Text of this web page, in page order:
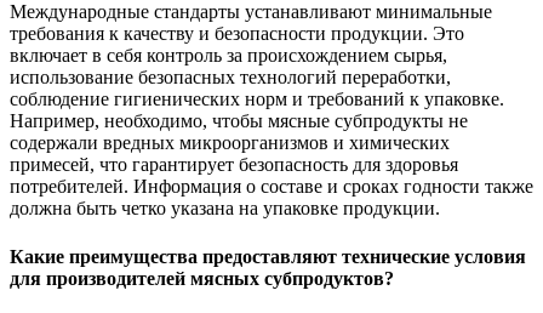
Международные стандарты устанавливают минимальные
требования к качеству и безопасности продукции. Это
включает в себя контроль за происхождением сырья,
использование безопасных технологий переработки,
соблюдение гигиенических норм и требований к упаковке.
Например, необходимо, чтобы мясные субпродукты не
содержали вредных микроорганизмов и химических
примесей, что гарантирует безопасность для здоровья
потребителей. Информация о составе и сроках годности также
должна быть четко указана на упаковке продукции.
Какие преимущества предоставляют технические условия
для производителей мясных субпродуктов?